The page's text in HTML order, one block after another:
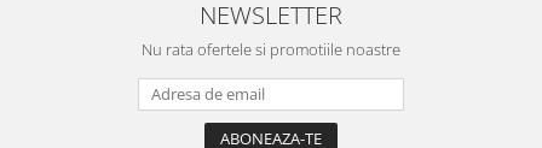
NEWSLETTER
Nu rata ofertele si promotiile noastre